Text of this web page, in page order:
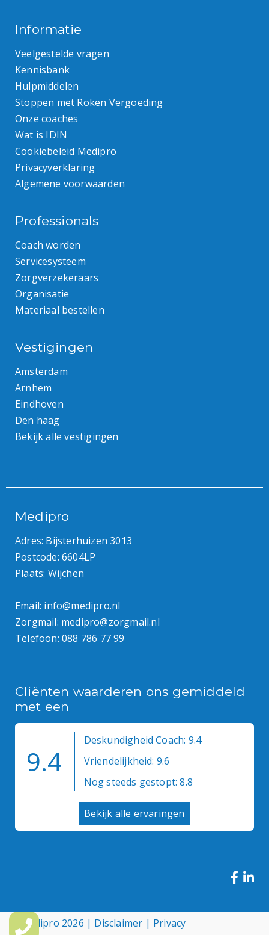
Informatie
Veelgestelde vragen
Kennisbank
Hulpmiddelen
Stoppen met Roken Vergoeding
Onze coaches
Wat is IDIN
Cookiebeleid Medipro
Privacyverklaring
Algemene voorwaarden
Professionals
Coach worden
Servicesysteem
Zorgverzekeraars
Organisatie
Materiaal bestellen
Vestigingen
Amsterdam
Arnhem
Eindhoven
Den haag
Bekijk alle vestigingen
Medipro
Adres: Bijsterhuizen 3013
Postcode: 6604LP
Plaats: Wijchen
Email: info@medipro.nl
Zorgmail: medipro@zorgmail.nl
Telefoon: 088 786 77 99
Cliënten waarderen ons gemiddeld
met een
9.4
Deskundigheid Coach: 9.4
Vriendelijkheid: 9.6
Nog steeds gestopt: 8.8
Bekijk alle ervaringen
© Medipro 2026 | Disclaimer | Privacy